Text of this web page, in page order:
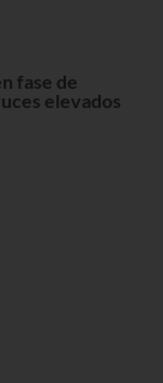
fase de
elevados